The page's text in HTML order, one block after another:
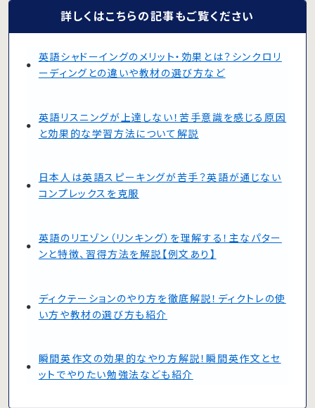
詳しくはこちらの記事もご覧ください
英語シャドーイングのメリット・効果とは？シンクロリ
ーディングとの違いや教材の選び方など
英語リスニングが上達しない！苦手意識を感じる原因
と効果的な学習方法について解説
日本人は英語スピーキングが苦手？英語が通じない
コンプレックスを克服
英語のリエゾン（リンキング）を理解する！主なパター
ンと特徴、習得方法を解説【例文あり】
ディクテーションのやり方を徹底解説！ディクトレの使
い方や教材の選び方も紹介
瞬間英作文の効果的なやり方解説！瞬間英作文とセ
ットでやりたい勉強法なども紹介